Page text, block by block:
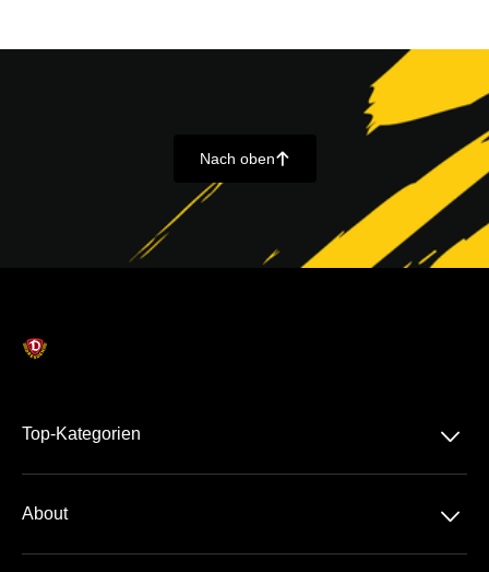
Nach oben􀄨
Top-Kategorien 􀆈
About 􀆈